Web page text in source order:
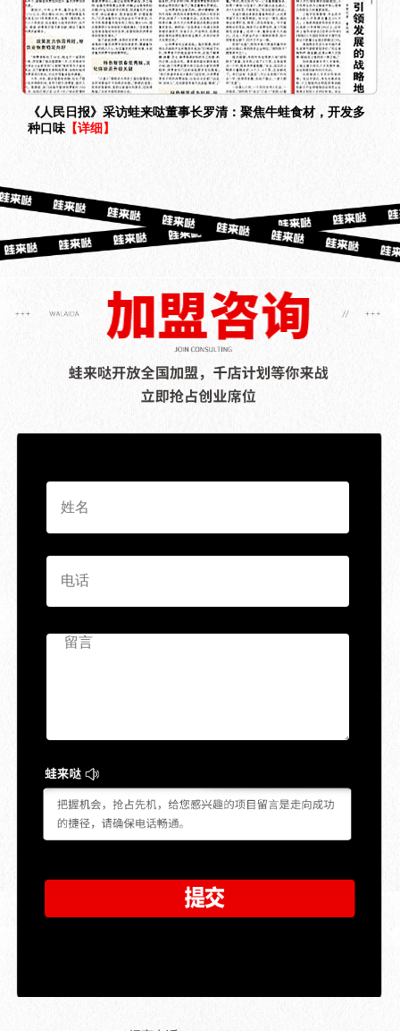
《人民日报》采访蛙来哒董事长罗清：聚焦牛蛙食材，开发多
种口味 【详细】